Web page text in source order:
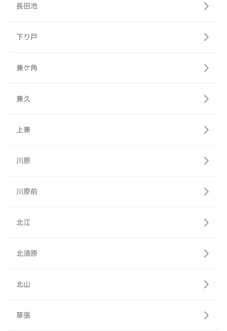
長田池
下り戸
兼ケ角
兼久
上兼
川原
川原前
北江
北須原
北山
草張